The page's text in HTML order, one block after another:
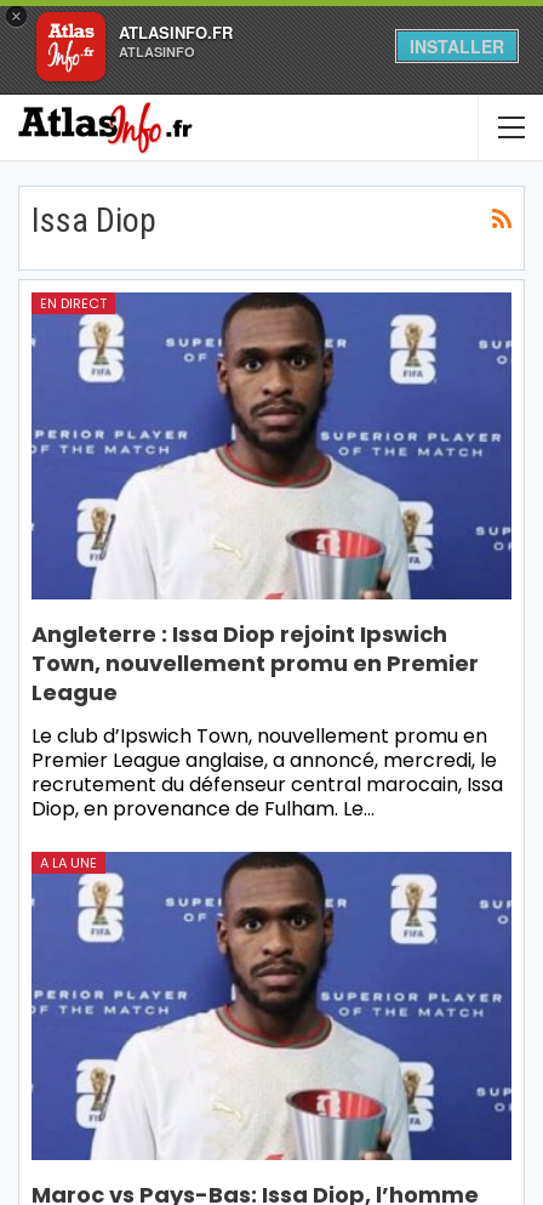
×
ATLASINFO.FR
ATLASINFO INSTALLER
Issa Diop
EN DIRECT
Angleterre : Issa Diop rejoint Ipswich
Town, nouvellement promu en Premier
League
Le club d’Ipswich Town, nouvellement promu en
Premier League anglaise, a annoncé, mercredi, le
recrutement du défenseur central marocain, Issa
Diop, en provenance de Fulham. Le…
A LA UNE
Maroc vs Pays-Bas: Issa Diop, l’homme